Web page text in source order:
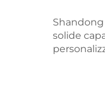
solide